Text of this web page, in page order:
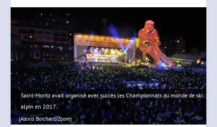
Saint-Moritz avait organisé avec succès les Championnats du monde de ski
alpin en 2017.
(Alexis Boichard/Zoom)